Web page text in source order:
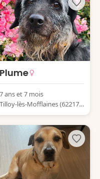
Plume
7 ans et 7 mois
Tilloy-lès-Mofflaines (62217)
France